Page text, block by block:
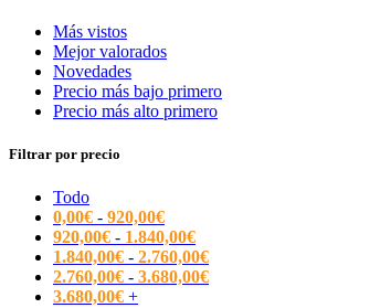
Más vistos
Mejor valorados
Novedades
Precio más bajo primero
Precio más alto primero
Filtrar por precio
Todo
0,00€ - 920,00€
920,00€ - 1.840,00€
1.840,00€ - 2.760,00€
2.760,00€ - 3.680,00€
3.680,00€ +